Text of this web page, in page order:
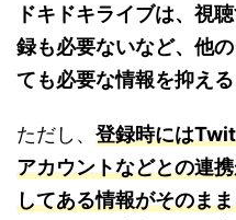
ドキドキライブは、視
録も必要ないなど、他
ても必要な情報を抑える
ただし、 登録時には
アカウントなどとの連
してある情報がそのま